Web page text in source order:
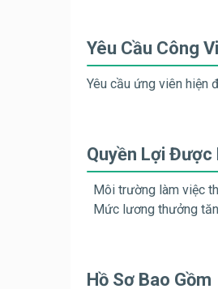
Yêu Cầu Công
Yêu cầu ứng viên hiện
Quyền Lợi Được
Môi trường làm việc
Mức lương thưởng
Hồ Sơ Bao Gồm